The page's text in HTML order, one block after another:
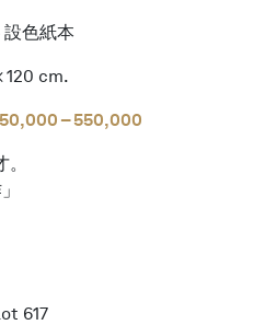
設色紙本
120 cm.
– 550,000
617